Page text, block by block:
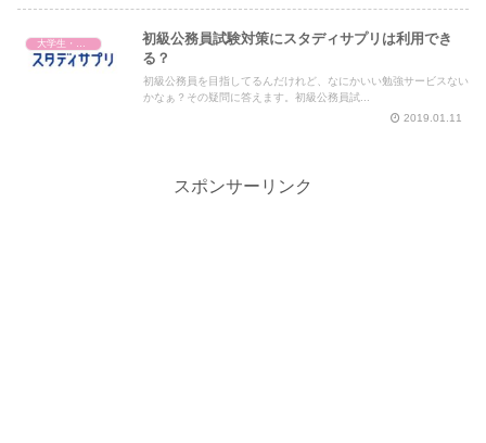
大学生・社会人・学び直し
初級公務員試験対策にスタディサプリは利用でき
る？
初級公務員を目指してるんだけれど、なにかいい勉強サービスない
かなぁ？その疑問に答えます。初級公務員試...
2019.01.11
スポンサーリンク